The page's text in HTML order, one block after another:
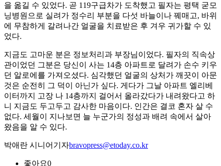
을 옮길 수 있었다. 곧 119구급차가 도착했고 필자는 평택 굳모
닝병원으로 실려가 정수리 부분을 다섯 바늘이나 꿰매고, 바위
에 무참하게 갈려나간 얼굴을 치료받은 후 겨우 귀가할 수 있
었다.
지금도 고마운 분은 정보처리과 부장님이었다. 필자의 직속상
관이었던 그분은 당신이 사는 14층 아파트로 달려가 손수 키우
던 알로에를 가져오셨다. 심각했던 얼굴의 상처가 깨끗이 아문
것은 순전히 그 덕이 아닌가 싶다. 게다가 그날 아파트 엘리베
이터까지 고장 나 14층까지 걸어서 올라갔다가 내려왔다고 하
니 지금도 두고두고 감사한 마음이다. 인간은 결코 혼자 살 수
없다. 세월이 지나보면 늘 누군가의 정성과 배려 속에서 살아
왔음을 알 수 있다.
박애란 시니어기자bravopress@etoday.co.kr
좋아요0